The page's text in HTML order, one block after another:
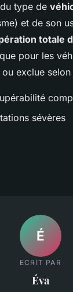
type de
et de son
totale
pour les
exclue
sévères
É
ECRIT PAR
Éva